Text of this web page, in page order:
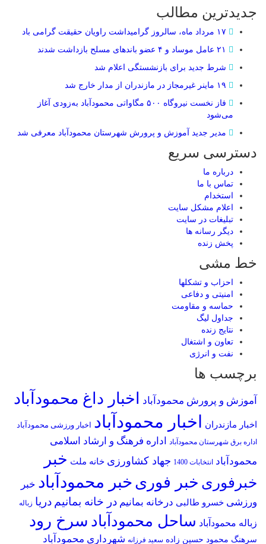
جدیدترین مطالب
شرط جدید برای بازنشستگی اعلام شد
فاز نخست نیروگاه ۵۰۰ مگاواتی محمودآباد به‌زودی آغاز
می‌شود
مدیر جدید آموزش و پرورش شهرستان محمودآباد معرفی شد
دسترسی سریع
درباره ما
تماس با ما
استخدام
اعلام مشکل سایت
تبلیغات در سایت
ديگر رسانه ها
پخش زنده
خط مشی
احزاب و تشکلها
امنیتی و دفاعی
حماسه و مقاومت
جداول لیگ
نتایج زنده
تعاون و اشتغال
نفت و انرژی
برچسب ها
آموزش و پرورش محمودآباد اخبار داغ محمودآباد
اخبار مازندران اخبار محمودآباد اخبار ورزشی محمودآباد
اداره برق شهرستان محمودآباد
اداره فرهنگ و ارشاد اسلامی
محمودآباد انتخابات 1400 جهاد کشاورزی خانه ملت خبر
خبرفوری خبر فوری خبر محمودآباد خبر
ورزشی خسرو طالبی درخانه بمانیم در خانه بمانیم دریا زباله
زباله محمودآباد ساحل محمودآباد سرخ رود
سرهنگ محمود حسین زاده سعید فرزانه شهرداری محمودآباد